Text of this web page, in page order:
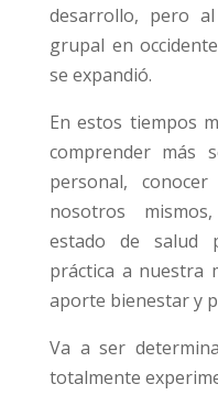
desarrollo, pero
grupal en
se expandió.
En estos tiempos
comprender más
personal,
nosotros
estado de salud
práctica a nuestra
aporte bienestar y
Va a ser
totalmente